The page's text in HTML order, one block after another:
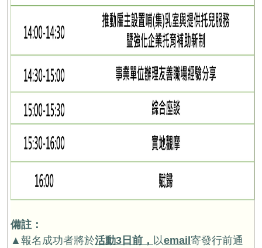
備註：
▲報名成功者將於活動3日前， 以email 寄發行前通